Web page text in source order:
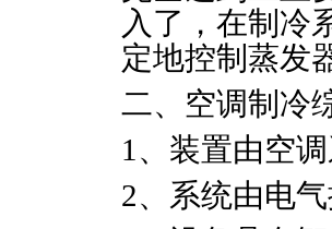
入了，在制冷
定地控制蒸发
二、空调制冷
1、装置由空
2、系统由电